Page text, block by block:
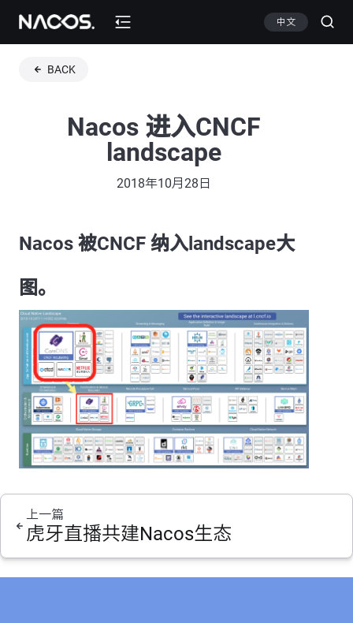
中文
BACK
Nacos 进入CNCF
landscape
2018年10月28日
Nacos 被CNCF 纳入landscape大
图。
上一篇
虎牙直播共建Nacos生态